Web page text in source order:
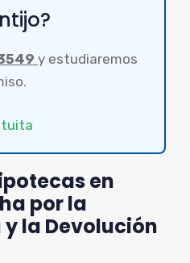
y estudiaremos
en
por la
la Devolución